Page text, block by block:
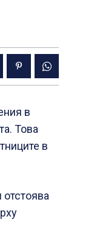
в
Това
в
отстоява